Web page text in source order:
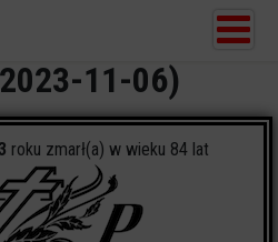
11-06)
roku zmarł(a) w wieku 84 lat